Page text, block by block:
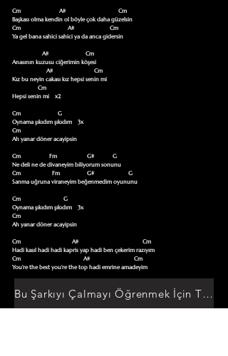
Cm                           A#                                     Cm
Başkası olma kendin ol böyle çok daha güzelsin
Cm                                 A#                         Cm
Ya gel bana sahici sahici ya da anca gidersin
Anasının kuzusu ciğerimin köşesi
Kız bu neyin cakası kız hepsi senin mi
Hepsi senin mi    x2
Cm                          G
Oynama şıkıdım şıkıdım    3x
Cm
Ah yanar döner acayipsin
Cm                    Fm                     G#             G
Ne deli ne de divaneyim biliyorum sonunu
Cm                      Fm                   G#                        G
Sanma uğruna viraneyim beğenmedim oyununu
Cm                              G
Oynama şıkıdım şıkıdım    3x
Cm
Ah yanar döner acayipsin
Cm                                    A#                                             Cm
Hadi kasıl hadi hadi kapris yap hadi ben çekerim razıyım
Cm                                            A#                               Cm
You’re the best you’re the top hadi emrine amadeyim
Bu Şarkıyı Çalmayı Öğrenmek İçin Tıklayın